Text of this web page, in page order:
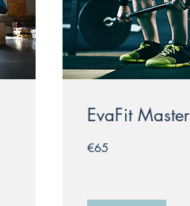
EvaFit Master
euros
€65